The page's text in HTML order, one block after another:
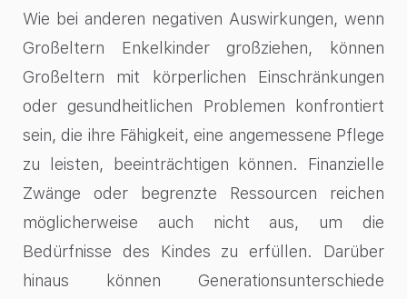
Wie bei anderen negativen Auswirkungen, wenn
Großeltern Enkelkinder großziehen, können
Großeltern mit körperlichen Einschränkungen
oder gesundheitlichen Problemen konfrontiert
sein, die ihre Fähigkeit, eine angemessene Pflege
zu leisten, beeinträchtigen können. Finanzielle
Zwänge oder begrenzte Ressourcen reichen
möglicherweise auch nicht aus, um die
Bedürfnisse des Kindes zu erfüllen. Darüber
hinaus können Generationsunterschiede